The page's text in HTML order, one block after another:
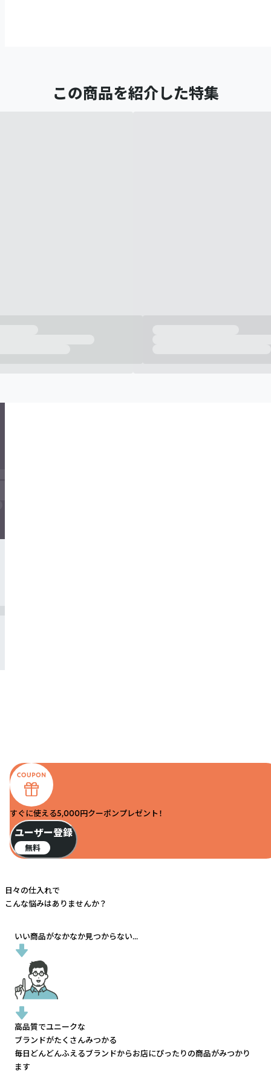
この商品を紹介した特集
すぐに使える5,000円クーポンプレゼント！
ユーザー登録
無料
日々の仕入れで
こんな悩みはありませんか？
いい商品がなかなか見つからない...
高品質でユニークな
ブランドがたくさんみつかる
毎日どんどんふえるブランドからお店にぴったりの商品がみつかり
ます